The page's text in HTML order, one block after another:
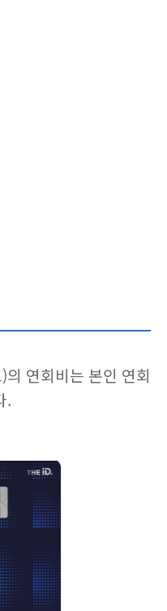
연회비는 본인 연회
.